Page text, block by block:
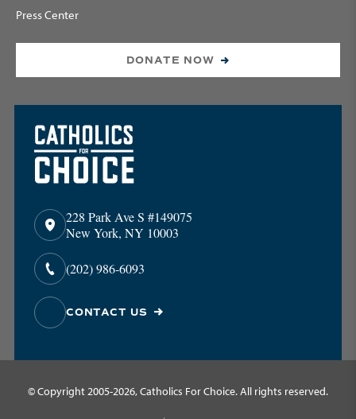
Press Center
DONATE NOW
228 Park Ave S #149075
New York, NY 10003
(202) 986-6093
CONTACT US
© Copyright 2005-2026, Catholics For Choice. All rights reserved.